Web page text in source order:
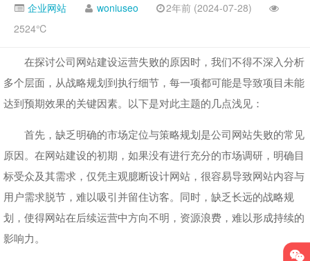
企业网站 woniuseo
2年前 (2024-07-28)
2524℃
在探讨公司网站建设运营失败的原因时，我们不得不深入分析
多个层面，从战略规划到执行细节，每一项都可能是导致项目未能
达到预期效果的关键因素。以下是对此主题的几点浅见：
首先，缺乏明确的市场定位与策略规划是公司网站失败的常见
原因。在网站建设的初期，如果没有进行充分的市场调研，明确目
标受众及其需求，仅凭主观臆断设计网站，很容易导致网站内容与
用户需求脱节，难以吸引并留住访客。同时，缺乏长远的战略规
划，使得网站在后续运营中方向不明，资源浪费，难以形成持续的
影响力。